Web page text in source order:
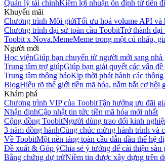
Quản lý tài chínhKiếm lợi nhuận ổn định từ tiền
Khuyến mãi
Chương trình Môi giớiTối ưu hoá volume API và
Chương trình đại sứ toàn cầu ToobitTrở thành đại
Toobit x Nova.MemeMeme trong một cú nhấp,
Người mới
Học việnGiúp bạn chuyển từ người mới sang
Trung tâm trợ giúpGiúp bạn giải quyết các vấn
Trung tâm thông báoKịp thời phát hành các
BlogHiểu rõ thế giới tiền mã hóa, nắm bắt cơ hội
Khám phá
Chương trình VIP của ToobitTận hưởng ưu đãi
Nhận địnhCập nhật tin tức tiền mã hóa mới nhất
Cộng đồng ToobitNgười dùng trao đổi kinh
3 năm đồng hànhCùng chúc mừng hành trình và
Về ToobitMột nền tảng toàn cầu dẫn đầu thế hệ
Đề xuất & Góp ýChia sẻ ý tưởng để cải thiện sàn
Bằng chứng dự trữNiềm tin được xây dựng trên